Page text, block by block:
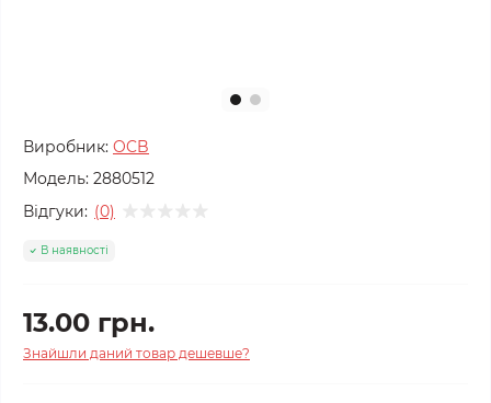
Виробник: OCB
Модель: 2880512
Відгуки: (0)
В наявності
13.00 грн.
Знайшли даний товар дешевше?